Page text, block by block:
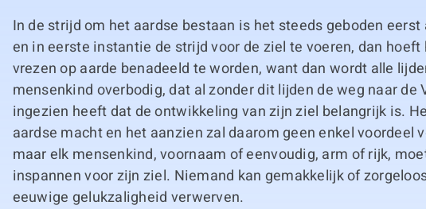
In de strijd om het aardse bestaan is het steeds geboden eerst
en in eerste instantie de strijd voor de ziel te voeren, dan
vrezen op aarde benadeeld te worden, want dan wordt alle
mensenkind overbodig, dat al zonder dit lijden de weg naar de
ingezien heeft dat de ontwikkeling van zijn ziel belangrijk is.
aardse macht en het aanzien zal daarom geen enkel voordeel
maar elk mensenkind, voornaam of eenvoudig, arm of rijk,
inspannen voor zijn ziel. Niemand kan gemakkelijk of
eeuwige gelukzaligheid verwerven.